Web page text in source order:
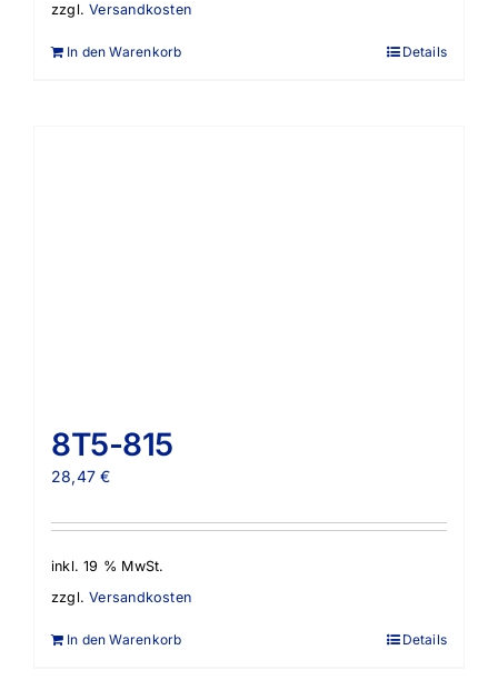
zzgl.Versandkosten
In den Warenkorb Details
8T5-815
28,47€
inkl. 19 % MwSt.
zzgl.Versandkosten
In den Warenkorb Details